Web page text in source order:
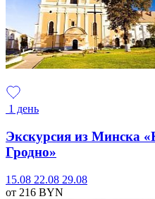
1 день
Экскурсия из Минска
Гродно»
15.08 22.08 29.08
от 216 BYN